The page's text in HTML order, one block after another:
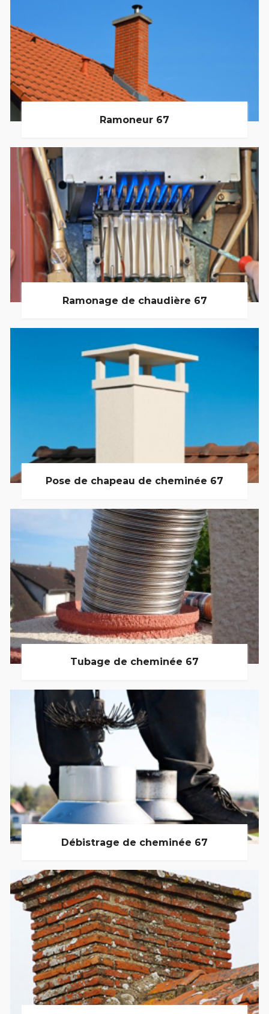
Ramoneur 67
Ramonage de chaudière 67
Pose de chapeau de cheminée 67
Tubage de cheminée 67
Débistrage de cheminée 67